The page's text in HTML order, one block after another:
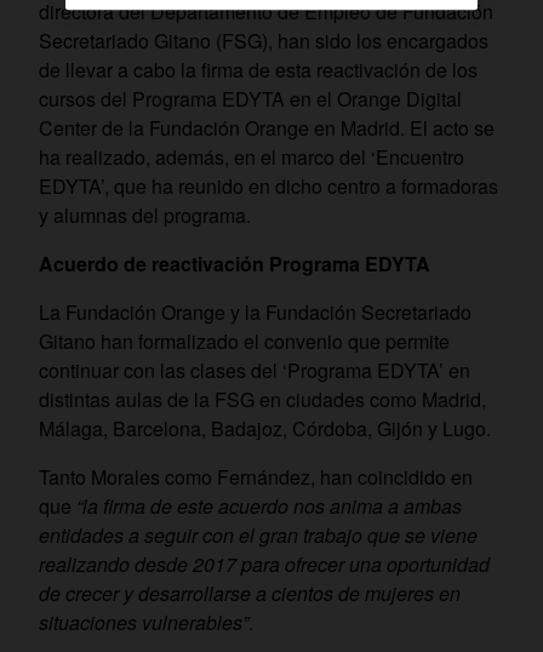
directora del Departamento de Empleo de Fundación
Secretariado Gitano (FSG), han sido los encargados
de llevar a cabo la firma de esta reactivación de los
cursos del Programa EDYTA en el Orange Digital
Center de la Fundación Orange en Madrid. El acto se
ha realizado, además, en el marco del ‘Encuentro
EDYTA’, que ha reunido en dicho centro a formadoras
y alumnas del programa.
Acuerdo de reactivación Programa EDYTA
La Fundación Orange y la Fundación Secretariado
Gitano han formalizado el convenio que permite
continuar con las clases del ‘Programa EDYTA’ en
distintas aulas de la FSG en ciudades como Madrid,
Málaga, Barcelona, Badajoz, Córdoba, Gijón y Lugo.
Tanto Morales como Fernández, han coincidido en
que “la firma de este acuerdo nos anima a ambas
entidades a seguir con el gran trabajo que se viene
realizando desde 2017 para ofrecer una oportunidad
de crecer y desarrollarse a cientos de mujeres en
situaciones vulnerables”.